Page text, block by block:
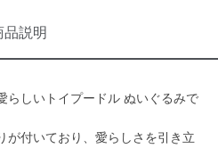
品説明
らしいトイプードル ぬいぐるみで
が付いており、愛らしさを引き立